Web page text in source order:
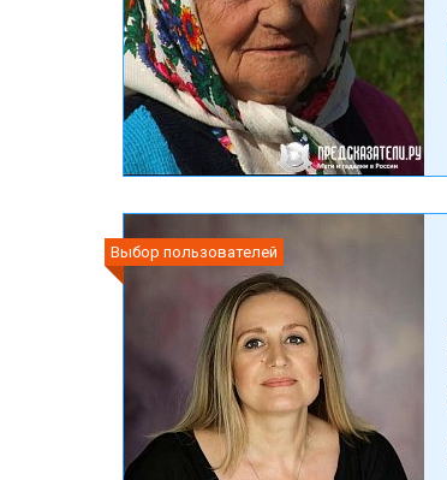
Выбор пользователей